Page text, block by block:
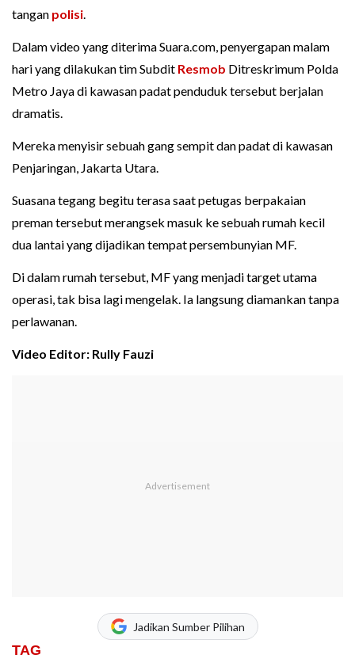
tangan polisi.
Dalam video yang diterima Suara.com, penyergapan malam
hari yang dilakukan tim Subdit Resmob Ditreskrimum Polda
Metro Jaya di kawasan padat penduduk tersebut berjalan
dramatis.
Mereka menyisir sebuah gang sempit dan padat di kawasan
Penjaringan, Jakarta Utara.
Suasana tegang begitu terasa saat petugas berpakaian
preman tersebut merangsek masuk ke sebuah rumah kecil
dua lantai yang dijadikan tempat persembunyian MF.
Di dalam rumah tersebut, MF yang menjadi target utama
operasi, tak bisa lagi mengelak. Ia langsung diamankan tanpa
perlawanan.
Video Editor: Rully Fauzi
Jadikan Sumber Pilihan
TAG